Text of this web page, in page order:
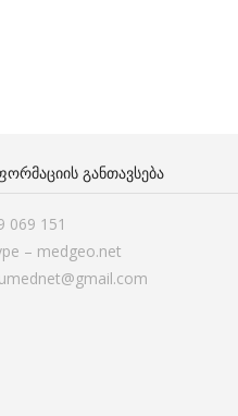
ᲒᲐᲜᲗᲐᲕᲡᲔᲑᲐ
069 151
– medgeo.net